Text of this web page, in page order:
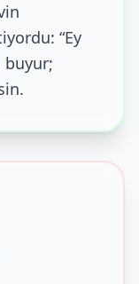
“Ey
buyur;